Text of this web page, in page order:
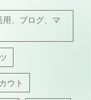
、ブログ、マ
ウト